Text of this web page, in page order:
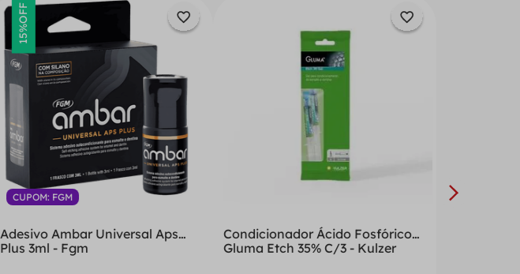
CUPOM: FGM
15%
OFF
Adesivo Ambar Universal Aps
Plus 3ml - Fgm
Condicionador Ácido Fosfórico
Gluma Etch 35% C/3 - Kulzer